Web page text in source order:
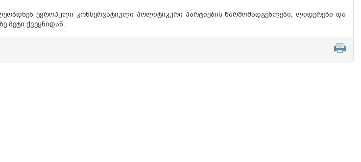
ევროპული კონსერვატიული პოლიტიკური პარტიების წარმომადგენლები, ლიდერები და
მეტი ქვეყნიდან.